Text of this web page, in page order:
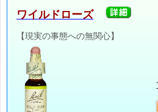
ワイルドローズ
【現実の事態への無関心】